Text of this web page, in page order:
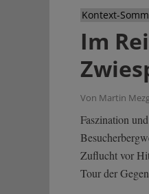
Kontext-
Im
Von Martin
Faszination
Zuflucht vor
Tour der